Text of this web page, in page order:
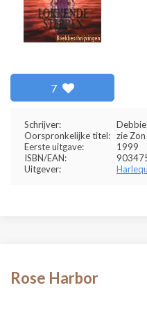
7
Schrijver:
Oorspronkelijke titel: zie
Eerste uitgave:
1999
ISBN/EAN:
Uitgever:
Rose Harbor